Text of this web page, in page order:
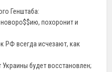
Генштаба:
похоронит и
РФ всегда исчезают, как
будет восстановлен;